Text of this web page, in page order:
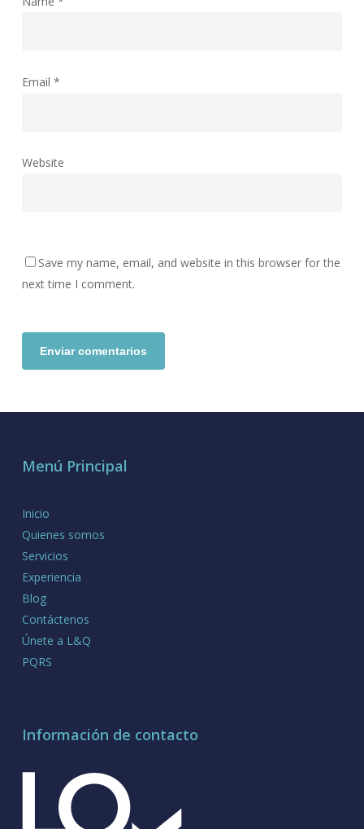
Email *
Website
Save my name, email, and website in this browser for the
next time I comment.
Menú Principal
Inicio
Quienes somos
Servicios
Experiencia
Blog
Contáctenos
Únete a L&Q
PQRS
Información de contacto